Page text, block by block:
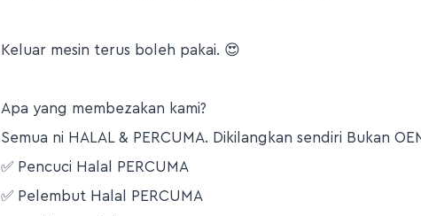
Keluar mesin terus boleh pakai. 😍
Apa yang membezakan kami?
Semua ni HALAL & PERCUMA. Dikilangkan sendiri Bukan
✅ Pencuci Halal PERCUMA
✅ Pelembut Halal PERCUMA